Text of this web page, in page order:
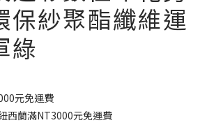
保紗聚酯纖維運
綠
元免運費
西蘭滿NT3000元免運費